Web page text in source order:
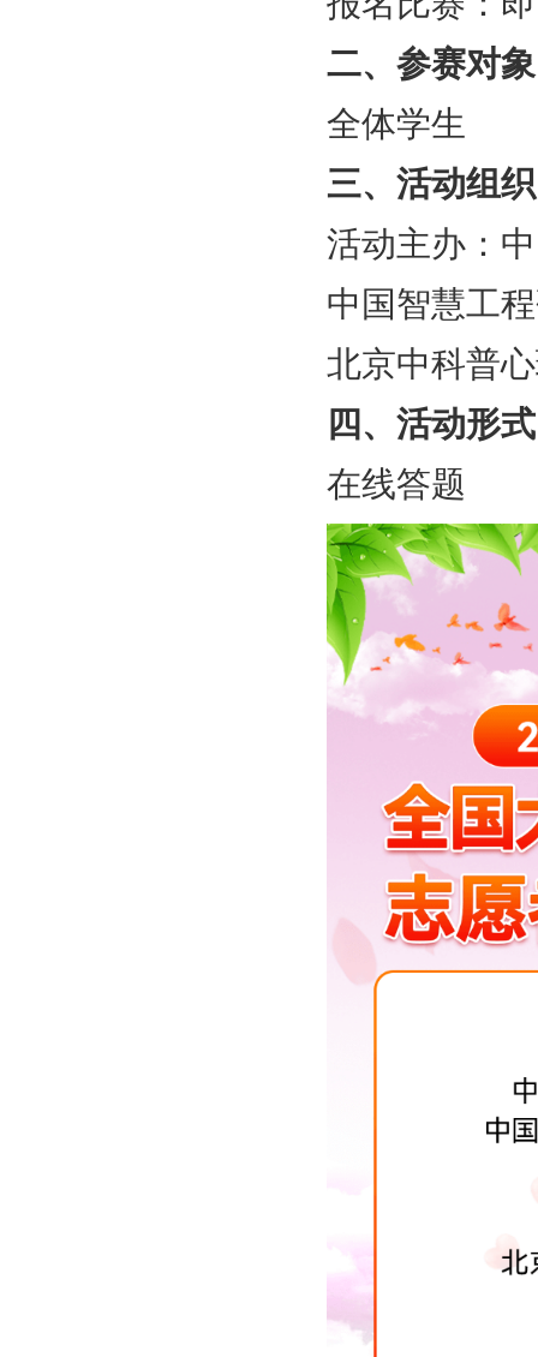
二、参赛对象
全体学生
三、活动组织
活动主办：
中国智慧工
北京中科普
四、活动形式
在线答题